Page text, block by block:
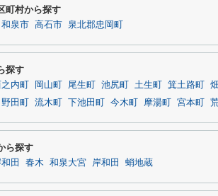
町村から探す
和泉市 高石市 泉北郡忠岡町
探す
内町 岡山町 尾生町 池尻町 土生町 箕土路町
野田町 流木町 下池田町 今木町 摩湯町 宮本町
ら探す
田 春木 和泉大宮 岸和田 蛸地蔵